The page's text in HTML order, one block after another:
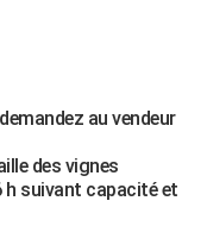
au vendeur
des vignes
h suivant capacité et